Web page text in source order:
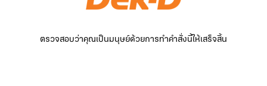
ตรวจสอบว่าคุณเป็นมนุษย์ด้วยการทำคำสั่งนี้ให้เสร็จสิ้น